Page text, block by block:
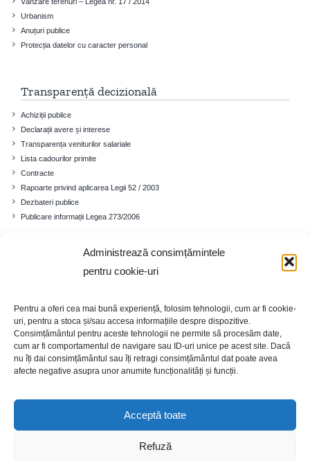
Administrează consimțămintele
pentru cookie-uri
Pentru a oferi cea mai bună experiență, folosim tehnologii, cum ar fi cookie-
uri, pentru a stoca și/sau accesa informațiile despre dispozitive.
Consimțământul pentru aceste tehnologii ne permite să procesăm date,
cum ar fi comportamentul de navigare sau ID-uri unice pe acest site. Dacă
nu îți dai consimțământul sau îți retragi consimțământul dat poate avea
afecte negative asupra unor anumite funcționalități și funcții.
Acceptă toate
Refuză
Urbanism
Anuțuri publice
Protecția datelor cu caracter personal
Transparență decizională
Achiziții publice
Declarații avere și interese
Transparența veniturilor salariale
Lista cadourilor primite
Contracte
Rapoarte privind aplicarea Legii 52 / 2003
Dezbateri publice
Publicare informații Legea 273/2006
Educație
Economia
Turism
Galerie foto